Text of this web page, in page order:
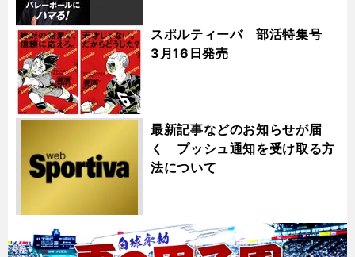
スポルティーバ 部活特集号
3月16日発売
最新記事などのお知らせが届
く プッシュ通知を受け取る方
法について